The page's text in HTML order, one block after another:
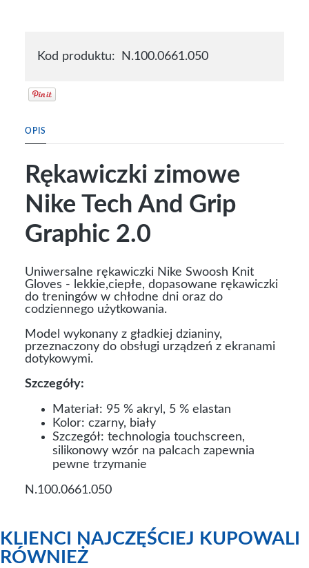
Kod produktu: N.100.0661.050
OPIS
Rękawiczki zimowe
Nike Tech And Grip
Graphic 2.0
Uniwersalne rękawiczki Nike Swoosh Knit
Gloves - lekkie,ciepłe, dopasowane rękawiczki
do treningów w chłodne dni oraz do
codziennego użytkowania.
Model wykonany z gładkiej dzianiny,
przeznaczony do obsługi urządzeń z ekranami
dotykowymi.
Szczegóły:
Materiał: 95 % akryl, 5 % elastan
Kolor: czarny, biały
Szczegół: technologia touchscreen,
silikonowy wzór na palcach zapewnia
pewne trzymanie
N.100.0661.050
KLIENCI NAJCZĘŚCIEJ KUPOWALI
RÓWNIEŻ